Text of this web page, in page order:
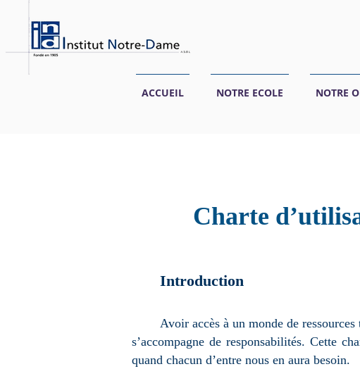
ACCUEIL NOTRE ECOLE NOTRE
Charte
Introduction
Avoir accès à un monde de
s’accompagne de responsabilités. Cette
quand chacun d’entre nous en aura besoin.